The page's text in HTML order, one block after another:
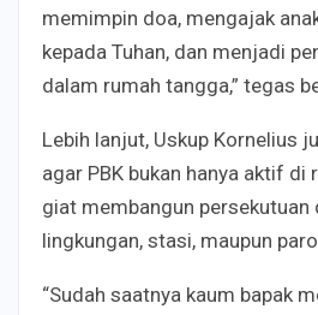
memimpin doa, mengajak
kepada Tuhan, dan menjadi
dalam rumah tangga,” tegas
Lebih lanjut, Uskup Kornelius
agar PBK bukan hanya aktif di
giat membangun persekutuan
lingkungan, stasi, maupun
“Sudah saatnya kaum bapak